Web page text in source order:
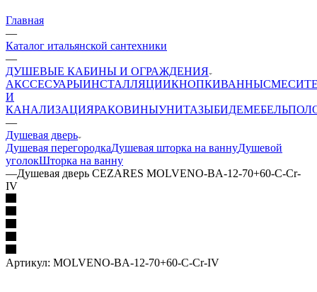
Главная
—
Каталог итальянской сантехники
—
ДУШЕВЫЕ КАБИНЫ И ОГРАЖДЕНИЯ
АКССЕСУАРЫИНСТАЛЛЯЦИИКНОПКИВАННЫ
И
КАНАЛИЗАЦИЯРАКОВИНЫУНИТАЗЫБИДЕМЕБЕЛЬ
—
Душевая дверь
Душевая перегородкаДушевая шторка на ваннуДушевой
уголокШторка на ванну
—Душевая дверь CEZARES MOLVENO-BA-12-70+60-C-Cr-
IV
Артикул: MOLVENO-BA-12-70+60-C-Cr-IV